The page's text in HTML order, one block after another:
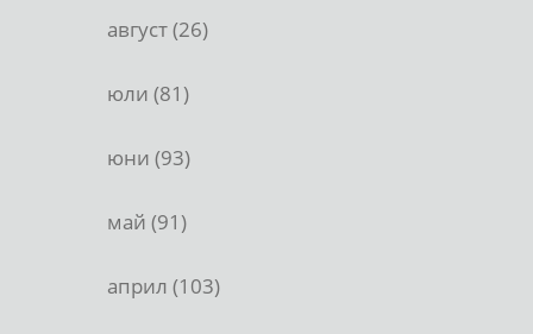
август (26)
юли (81)
юни (93)
май (91)
април (103)